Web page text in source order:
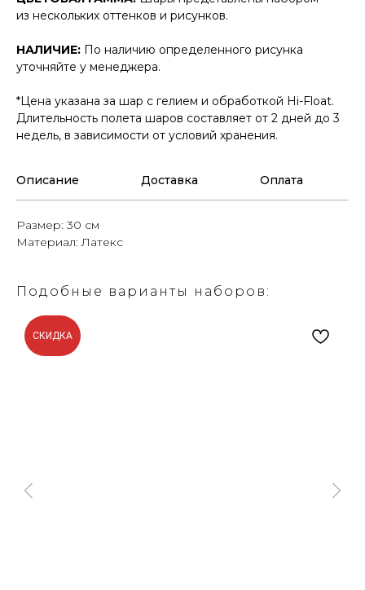
из нескольких оттенков и рисунков.
НАЛИЧИЕ: По наличию определенного рисунка
уточняйте у менеджера.
*Цена указана за шар с гелием и обработкой Hi-Float.
Длительность полета шаров составляет от 2 дней до 3
недель, в зависимости от условий хранения.
Описание Доставка Оплата
Размер: 30 см
Материал: Латекс
Подобные варианты наборов:
СКИДКА